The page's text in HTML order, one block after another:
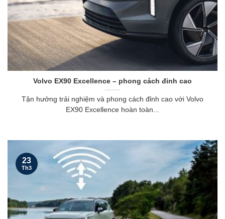
Volvo EX90 Excellence – phong cách đỉnh cao
Tận hưởng trải nghiệm và phong cách đỉnh cao với Volvo
EX90 Excellence hoàn toàn...
23
Th3